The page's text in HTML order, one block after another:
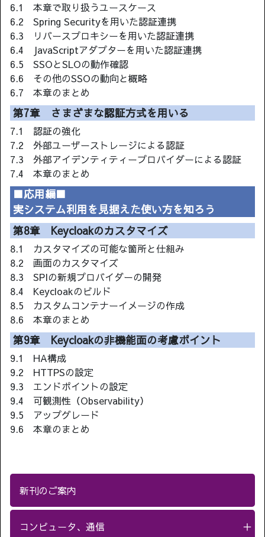
6.1 本章で取り扱うユースケース
6.2 Spring Securityを用いた認証連携
6.3 リバースプロキシーを用いた認証連携
6.4 JavaScriptアダプターを用いた認証連携
6.5 SSOとSLOの動作確認
6.6 その他のSSOの動向と概略
6.7 本章のまとめ
第7章 さまざまな認証方式を用いる
7.1 認証の強化
7.2 外部ユーザーストレージによる認証
7.3 外部アイデンティティープロバイダーによる認証
7.4 本章のまとめ
■応用編■
実システム利用を見据えた使い方を知ろう
第8章 Keycloakのカスタマイズ
8.1 カスタマイズの可能な箇所と仕組み
8.2 画面のカスタマイズ
8.3 SPIの新規プロバイダーの開発
8.4 Keycloakのビルド
8.5 カスタムコンテナーイメージの作成
8.6 本章のまとめ
第9章 Keycloakの非機能面の考慮ポイント
9.1 HA構成
9.2 HTTPSの設定
9.3 エンドポイントの設定
9.4 可観測性（Observability）
9.5 アップグレード
9.6 本章のまとめ
新刊のご案内
コンピュータ、通信 ＋